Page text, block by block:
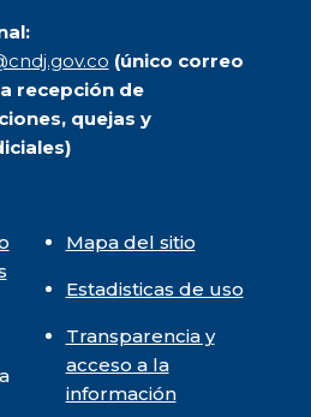
(único correo
recepción de
quejas y
Mapa del sitio
Estadisticas de uso
Transparencia y
acceso a la
información